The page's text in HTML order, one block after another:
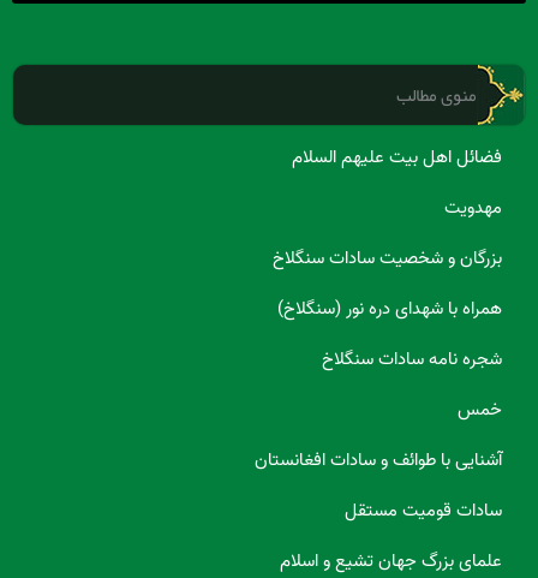
منوی مطالب
فضائل اهل بیت علیهم السلام
مهدویت
بزرگان و شخصیت سادات سنگلاخ
همراه با شهدای دره نور (سنگلاخ)
شجره نامه سادات سنگلاخ
خمس
آشنایی با طوائف و سادات افغانستان
سادات قومیت مستقل
علمای بزرگ جهان تشیع و اسلام